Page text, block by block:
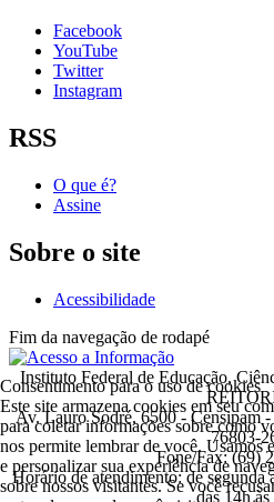
Facebook
YouTube
Twitter
Instagram
RSS
O que é?
Assine
Sobre o site
Acessibilidade
Fim da navegação de rodapé
Instituto Federal de Educação,
Av. Lauro Sodré, 6500 - Censipam
76803-
Fone/Fax: (69)
Horário de atendimento: de segunda
das 14h
Consentimento para o uso de cookies
Este site armazena cookies em seu
para coletar informações sobre como
nos permite lembrar de você. Usamos
e personalizar sua experiência de
sobre nossos visitantes. Se você